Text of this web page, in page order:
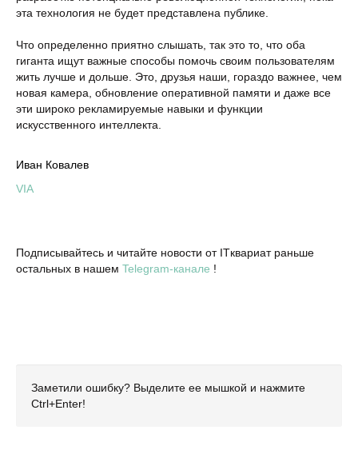
эта технология не будет представлена публике.
Что определенно приятно слышать, так это то, что оба
гиганта ищут важные способы помочь своим пользователям
жить лучше и дольше. Это, друзья наши, гораздо важнее, чем
новая камера, обновление оперативной памяти и даже все
эти широко рекламируемые навыки и функции
искусственного интеллекта.
Иван Ковалев
VIA
Подписывайтесь и читайте новости от ITквариат раньше
остальных в нашем Telegram-канале !
Заметили ошибку? Выделите ее мышкой и нажмите
Ctrl+Enter!